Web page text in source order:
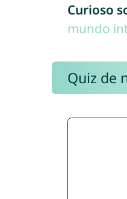
Curioso
mundo
Quiz de